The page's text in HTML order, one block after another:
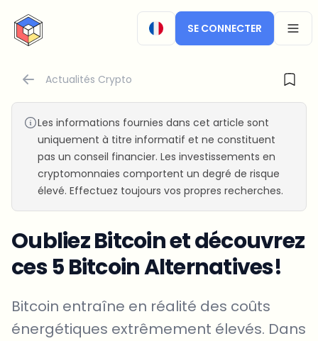
CryptoTicker
SE CONNECTER
Actualités Crypto
Les informations fournies dans cet article sont
uniquement à titre informatif et ne constituent
pas un conseil financier. Les investissements en
cryptomonnaies comportent un degré de risque
élevé. Effectuez toujours vos propres recherches.
Oubliez Bitcoin et découvrez
ces 5 Bitcoin Alternatives!
Bitcoin entraîne en réalité des coûts
énergétiques extrêmement élevés. Dans